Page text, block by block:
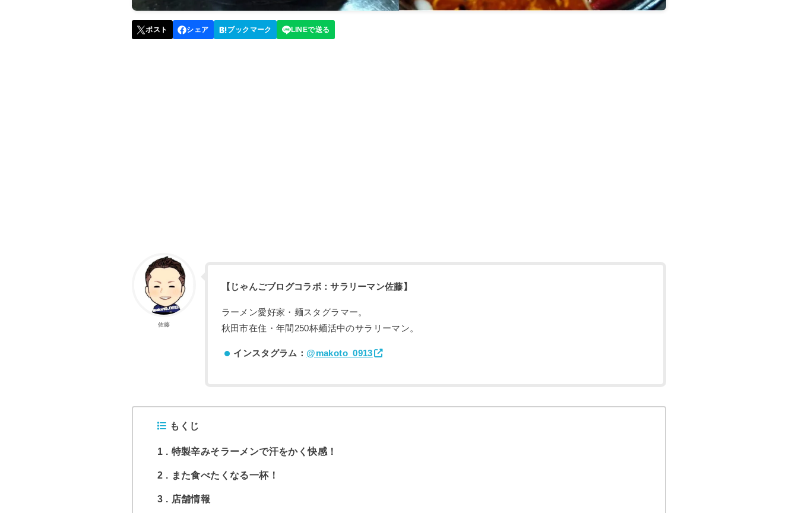
佐藤
【じゃんごブログコラボ：サラリーマン佐藤】
ラーメン愛好家・麺スタグラマー。
秋田市在住・年間250杯麺活中のサラリーマン。
インスタグラム：@makoto_0913
もくじ
1 特製辛みそラーメンで汗をかく快感！
2 また食べたくなる一杯！
3 店舗情報